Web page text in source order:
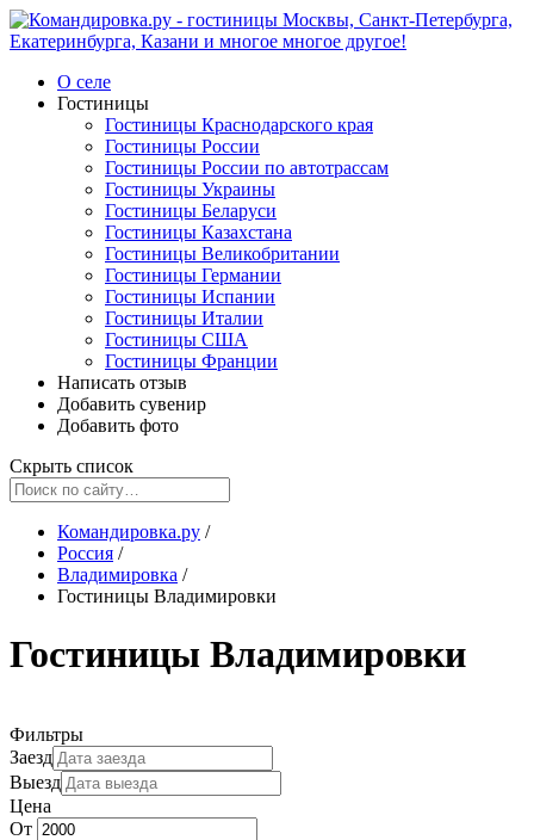
О селе
Гостиницы
Гостиницы Краснодарского края
Гостиницы России
Гостиницы России по автотрассам
Гостиницы Украины
Гостиницы Беларуси
Гостиницы Казахстана
Гостиницы Великобритании
Гостиницы Германии
Гостиницы Испании
Гостиницы Италии
Гостиницы США
Гостиницы Франции
Написать отзыв
Добавить сувенир
Добавить фото
Скрыть список
Командировка.ру /
Россия /
Владимировка /
Гостиницы Владимировки
Гостиницы Владимировки
Фильтры
Заезд
Выезд
Цена
От